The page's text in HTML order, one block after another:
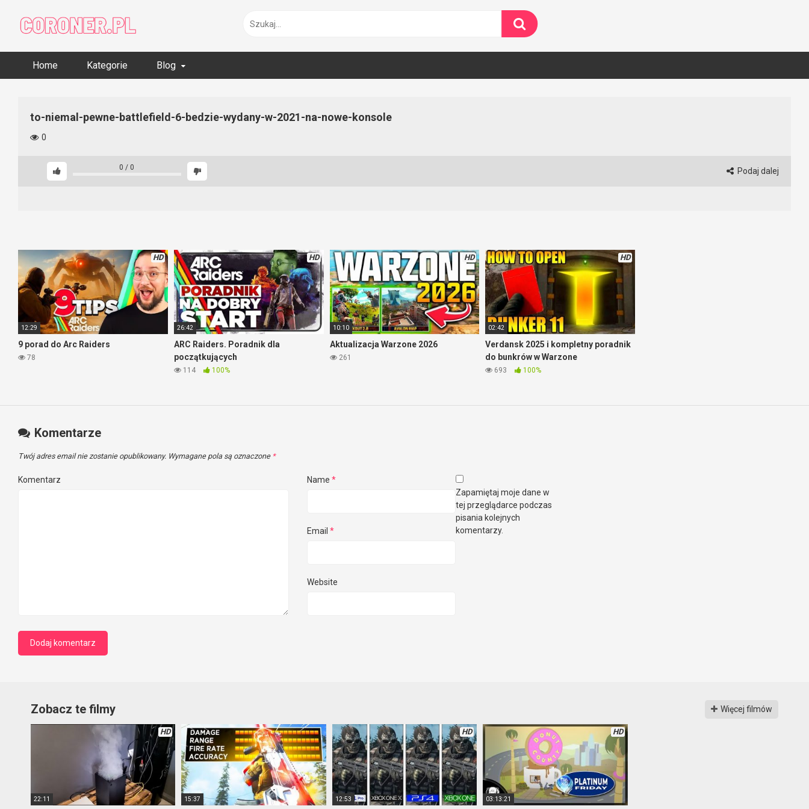
content
Home Kategorie Blog
to-niemal-pewne-battlefield-6-bedzie-wydany-w-2021-na-nowe-konsole
0
0 / 0 Podaj dalej
HD
12:29
9 porad do Arc Raiders
78
HD
26:42
ARC Raiders. Poradnik dla
początkujących
114 100%
HD
10:10
Aktualizacja Warzone 2026
261
HD
02:42
Verdansk 2025 i kompletny poradnik
do bunkrów w Warzone
693 100%
Komentarze
Twój adres email nie zostanie opublikowany. Wymagane pola są oznaczone *
Komentarz Name *
Email *
Website
Zapamiętaj moje dane w
tej przeglądarce podczas
pisania kolejnych
komentarzy.
Zobacz te filmy Więcej filmów
HD
22:11 15:37
HD
12:53
HD
03:13:21